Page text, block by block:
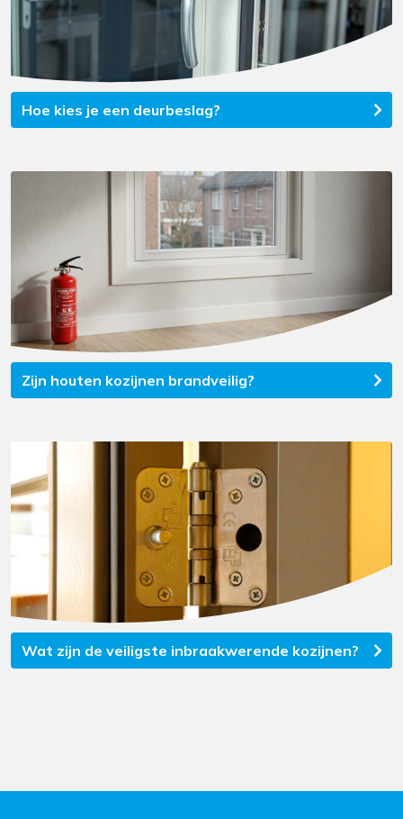
Hoe kies je een deurbeslag?
Zijn houten kozijnen brandveilig?
Wat zijn de veiligste inbraakwerende kozijnen?